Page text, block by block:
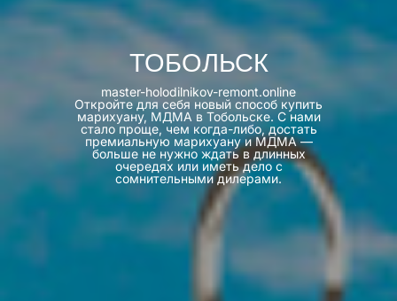
ТОБОЛЬСК
master-holodilnikov-remont.online
Откройте для себя новый способ купить
марихуану, МДМА в Тобольске. С нами
стало проще, чем когда-либо, достать
премиальную марихуану и МДМА —
больше не нужно ждать в длинных
очередях или иметь дело с
сомнительными дилерами.